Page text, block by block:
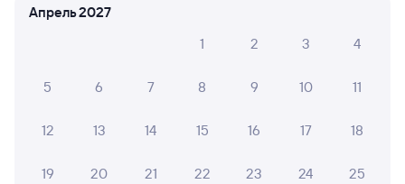
Апрель 2027
1
2 3 4
5 6 7 8 9 10 11
12 13 14 15 16 17 18
19 20 21 22 23 24 25